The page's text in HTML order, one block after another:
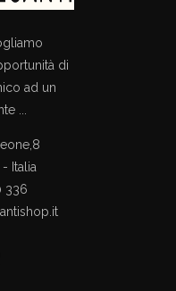
di
ad un
...
Italia
336